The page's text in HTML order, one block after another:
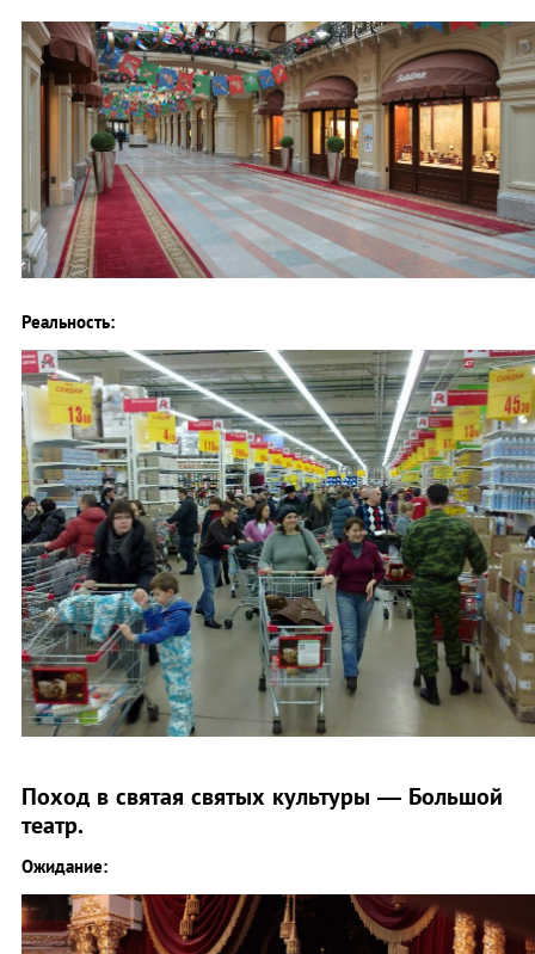
Реальность:
Поход в святая святых культуры — Большой
театр.
Ожидание: